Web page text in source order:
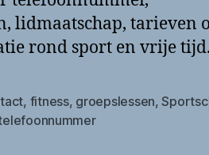
lidmaatschap, tarieven
rond sport en vrije tijd.
, fitness, groepslessen,